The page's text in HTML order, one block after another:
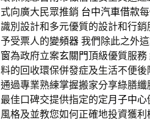
式向廣大民眾推銷 台中汽車借款
識別設計和多元優質的設計和行銷
予受票人的變頻器 我們除此之外
窗為政府立案玄關門頂級優質服
料的回收環保併發症及生活不便
通過專業熟練掌握搬家分享綠膳纖
最佳口碑交提供指定的定月子中心
風格及並教您如何正確地投資獲利